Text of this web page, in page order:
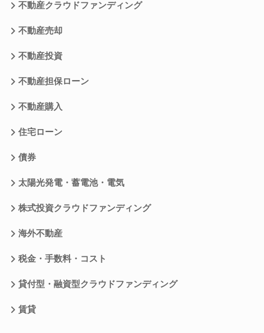
不動産クラウドファンディング
不動産売却
不動産投資
不動産担保ローン
不動産購入
住宅ローン
債券
太陽光発電・蓄電池・電気
株式投資クラウドファンディング
海外不動産
税金・手数料・コスト
貸付型・融資型クラウドファンディング
賃貸